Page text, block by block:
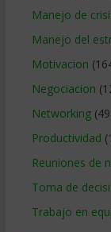
Manejo de
Manejo del
Motivacion
Negociacion
Networking
Productividad
Reuniones de
Toma de
Trabajo en